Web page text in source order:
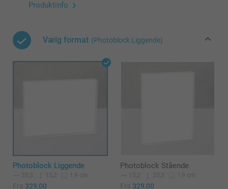
Produktinfo
Vælg format (Photoblock Liggende)
Photoblock Liggende
20,3 15,2 1,9 cm
Fra 329,00
Photoblock Stående
15,2 20,3 1,9 cm
Fra 329,00